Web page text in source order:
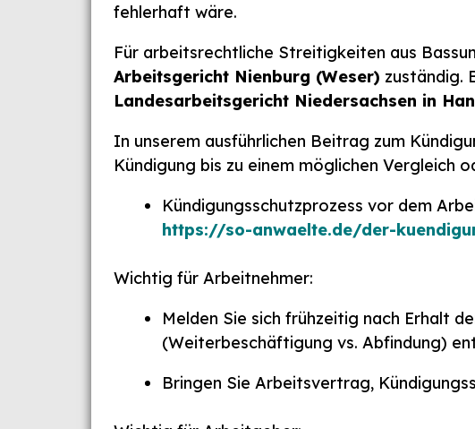
fehlerhaft wäre.
Für arbeitsrechtliche Streitigkeiten aus
Arbeitsgericht Nienburg (Weser) zuständig.
Landesarbeitsgericht Niedersachsen in
In unserem ausführlichen Beitrag zum
Kündigung bis zu einem möglichen Vergleich
Kündigungsschutzprozess vor dem
https://so-anwaelte.de/der-
Wichtig für Arbeitnehmer:
Melden Sie sich frühzeitig nach Erhalt
(Weiterbeschäftigung vs. Abfindung)
Bringen Sie Arbeitsvertrag,